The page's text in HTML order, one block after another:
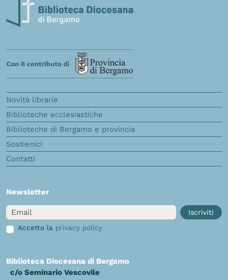
Novità librarie
Biblioteche ecclesiastiche
Biblioteche di Bergamo e provincia
Sostienici
Contatti
Newsletter
Email
Iscriviti
Accetto la privacy policy
Biblioteca Diocesana di Bergamo
c/o Seminario Vescovile